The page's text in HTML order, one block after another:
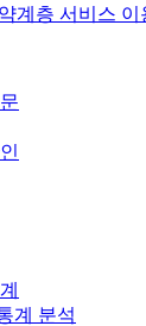
계층 서비스 이
계 분석